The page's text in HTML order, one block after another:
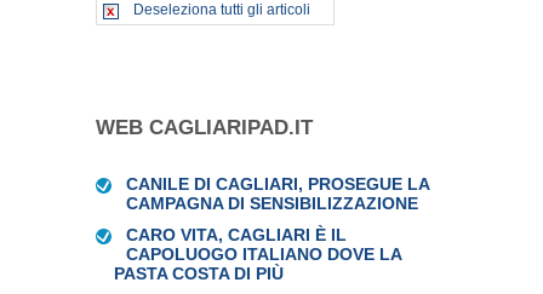
Deseleziona tutti gli articoli
WEB CAGLIARIPAD.IT
CANILE DI CAGLIARI, PROSEGUE LA
CAMPAGNA DI SENSIBILIZZAZIONE
CARO VITA, CAGLIARI È IL
CAPOLUOGO ITALIANO DOVE LA
PASTA COSTA DI PIÙ